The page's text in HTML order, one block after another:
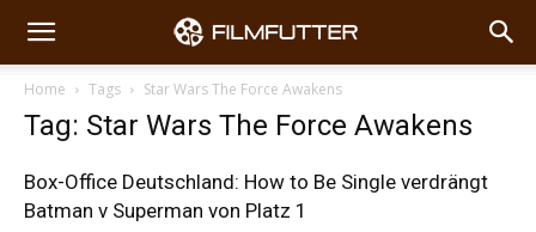
Home Tags Star Wars The Force Awakens
Tag: Star Wars The Force Awakens
Box-Office Deutschland: How to Be Single verdrängt
Batman v Superman von Platz 1